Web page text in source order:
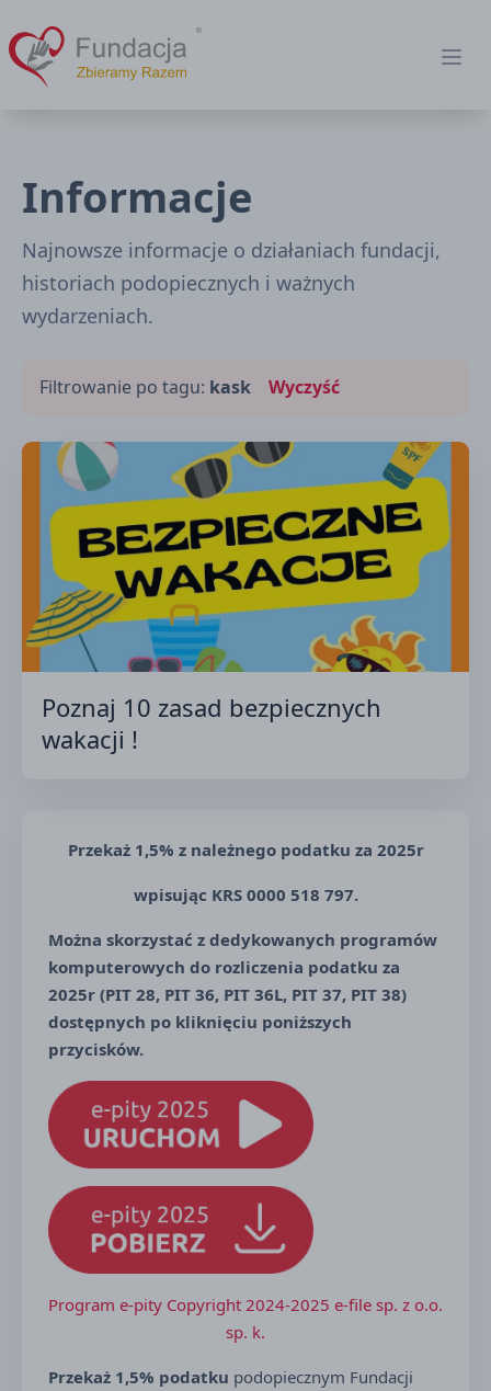
Fundacja Zbieramy Razem
Informacje
Najnowsze informacje o działaniach fundacji,
historiach podopiecznych i ważnych
wydarzeniach.
Filtrowanie po tagu: kask Wyczyść
Poznaj 10 zasad bezpiecznych
wakacji !
Przekaż 1,5% z należnego podatku za 2025r
wpisując KRS 0000 518 797.
Można skorzystać z dedykowanych programów
komputerowych do rozliczenia podatku za
2025r (PIT 28, PIT 36, PIT 36L, PIT 37, PIT 38)
dostępnych po kliknięciu poniższych
przycisków.
Program e-pity Copyright 2024-2025 e-file sp. z o.o.
sp. k.
Przekaż 1,5% podatku podopiecznym Fundacji